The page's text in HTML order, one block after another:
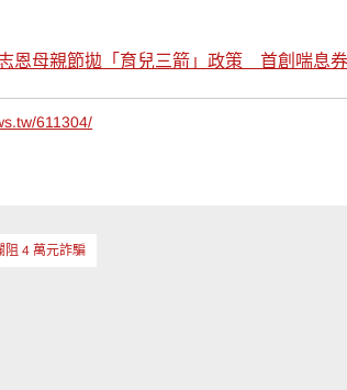
恩母親節拋「育兒三箭」政策 首創喘息
611304/
阻 4 萬元詐騙